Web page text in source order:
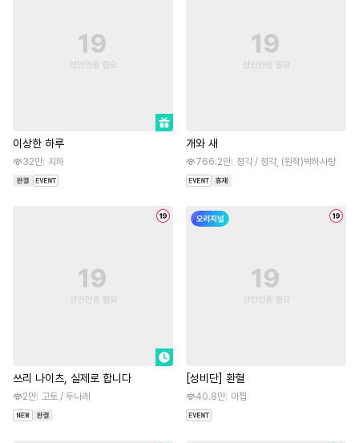
이상한 하루
32만 지하
개와 새
766.2만 정각 / 정각, (원작)박하사탕
쓰리 나이츠, 실제로 합니다
2만 고토 / 두나래
[성비단] 환혈
40.8만 마찝